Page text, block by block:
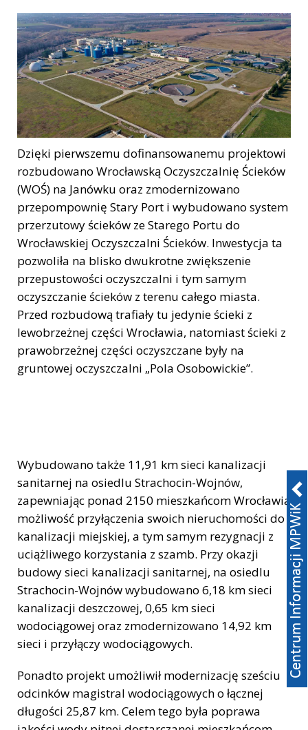
Dzięki pierwszemu dofinansowanemu projektowi
rozbudowano Wrocławską Oczyszczalnię Ścieków
(WOŚ) na Janówku oraz zmodernizowano
przepompownię Stary Port i wybudowano system
przerzutowy ścieków ze Starego Portu do
Wrocławskiej Oczyszczalni Ścieków. Inwestycja ta
pozwoliła na blisko dwukrotne zwiększenie
przepustowości oczyszczalni i tym samym
oczyszczanie ścieków z terenu całego miasta.
Przed rozbudową trafiały tu jedynie ścieki z
lewobrzeżnej części Wrocławia, natomiast ścieki z
prawobrzeżnej części oczyszczane były na
gruntowej oczyszczalni „Pola Osobowickie”.
Wybudowano także 11,91 km sieci kanalizacji
sanitarnej na osiedlu Strachocin-Wojnów,
zapewniając ponad 2150 mieszkańcom Wrocławia
możliwość przyłączenia swoich nieruchomości do
kanalizacji miejskiej, a tym samym rezygnacji z
uciążliwego korzystania z szamb. Przy okazji
budowy sieci kanalizacji sanitarnej, na osiedlu
Strachocin-Wojnów wybudowano 6,18 km sieci
kanalizacji deszczowej, 0,65 km sieci
wodociągowej oraz zmodernizowano 14,92 km
sieci i przyłączy wodociągowych.
Ponadto projekt umożliwił modernizację sześciu
odcinków magistral wodociągowych o łącznej
długości 25,87 km. Celem tego była poprawa